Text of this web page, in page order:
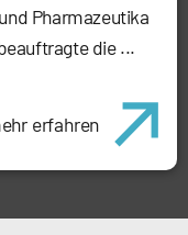
Pharmazeutika
die ...
erfahren